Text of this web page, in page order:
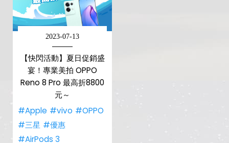
2023-07-13
【快閃活動】夏日促銷盛
宴！專業美拍 OPPO
Reno 8 Pro 最高折8800
元～
#Apple #vivo #OPPO
#三星 #優惠
#AirPods 3